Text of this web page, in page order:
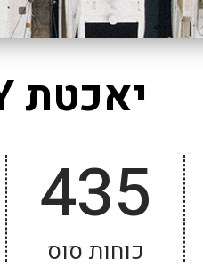
יאכטת GALEON 420 FLY
435
כוחות סוס